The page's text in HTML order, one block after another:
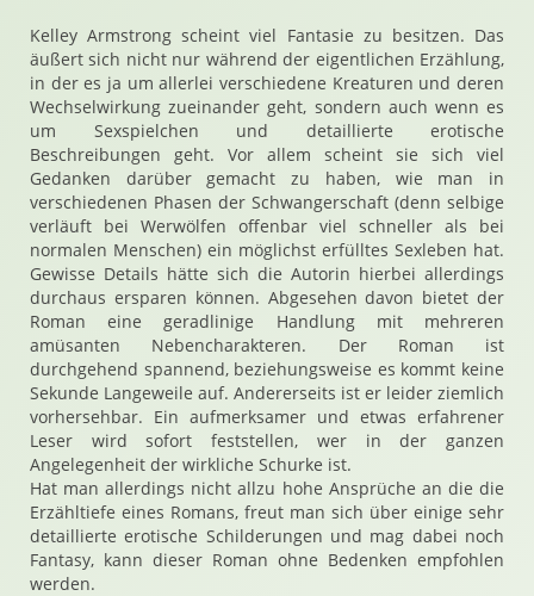
Kelley Armstrong scheint viel Fantasie zu besitzen. Das
äußert sich nicht nur während der eigentlichen Erzählung,
in der es ja um allerlei verschiedene Kreaturen und deren
Wechselwirkung zueinander geht, sondern auch wenn es
um Sexspielchen und detaillierte erotische
Beschreibungen geht. Vor allem scheint sie sich viel
Gedanken darüber gemacht zu haben, wie man in
verschiedenen Phasen der Schwangerschaft (denn selbige
verläuft bei Werwölfen offenbar viel schneller als bei
normalen Menschen) ein möglichst erfülltes Sexleben hat.
Gewisse Details hätte sich die Autorin hierbei allerdings
durchaus ersparen können. Abgesehen davon bietet der
Roman eine geradlinige Handlung mit mehreren
amüsanten Nebencharakteren. Der Roman ist
durchgehend spannend, beziehungsweise es kommt keine
Sekunde Langeweile auf. Andererseits ist er leider ziemlich
vorhersehbar. Ein aufmerksamer und etwas erfahrener
Leser wird sofort feststellen, wer in der ganzen
Angelegenheit der wirkliche Schurke ist.
Hat man allerdings nicht allzu hohe Ansprüche an die die
Erzähltiefe eines Romans, freut man sich über einige sehr
detaillierte erotische Schilderungen und mag dabei noch
Fantasy, kann dieser Roman ohne Bedenken empfohlen
werden.